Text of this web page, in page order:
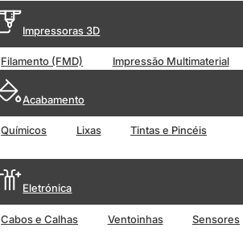
Impressoras 3D
Filamento (FMD) Impressão Multimaterial
Acabamento
Químicos Lixas Tintas e Pincéis
Eletrónica
Cabos e Calhas Ventoinhas Sensores